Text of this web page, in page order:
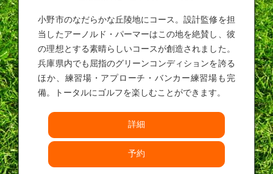
小野市のなだらかな丘陵地にコース。設計監修を担
当したアーノルド・パーマーはこの地を絶賛し、彼
の理想とする素晴らしいコースが創造されました。
兵庫県内でも屈指のグリーンコンディションを誇る
ほか、練習場・アプローチ・バンカー練習場も完
備。トータルにゴルフを楽しむことができます。
詳細
予約